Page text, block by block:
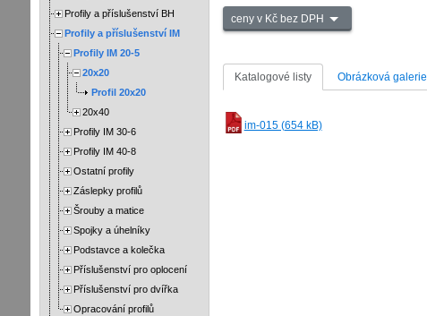
ceny v Kč bez DPH
Katalogové listy Obrázková galerie
im-015 (654 kB)
Profily a příslušenství BH
Profily a příslušenství IM
Profily IM 20-5
20x20
Profil 20x20
20x40
Profily IM 30-6
Profily IM 40-8
Ostatní profily
Záslepky profilů
Šrouby a matice
Spojky a úhelníky
Podstavce a kolečka
Příslušenství pro oplocení
Příslušenství pro dvířka
Opracování profilů